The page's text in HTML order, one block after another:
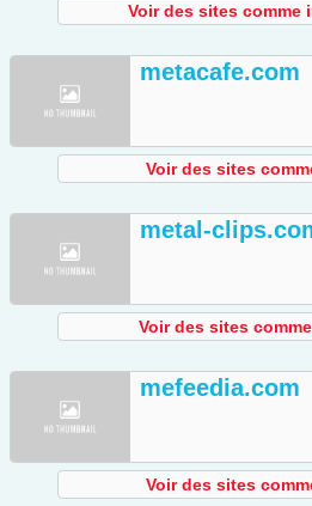
Voir des sites comme
metacafe.com
Voir des sites
metal-
Voir des sites
mefeedia.com
Voir des sites